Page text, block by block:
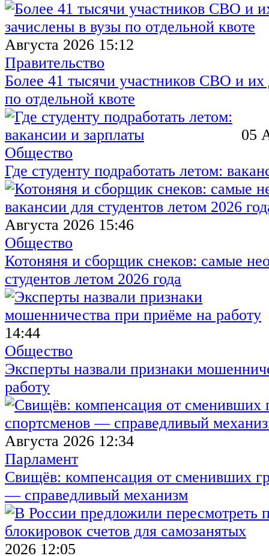
Августа 2026 15:12
Правительство
Более 41 тысячи участников СВО и их
по отдельной квоте
05
Общество
Где студенту подработать летом:
Августа 2026 15:46
Общество
Котоняня и сборщик снеков: самые
студентов летом 2026 года
14:44
Общество
Эксперты назвали признаки
работу
Августа 2026 12:34
Парламент
Свищёв: компенсация от сменивших
— справедливый механизм
2026 12:05